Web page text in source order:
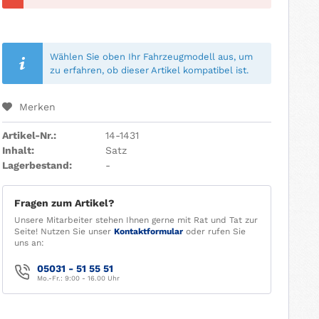
Wählen Sie oben Ihr Fahrzeugmodell aus, um
zu erfahren, ob dieser Artikel kompatibel ist.
Merken
Artikel-Nr.:
14-1431
Inhalt:
Satz
Lagerbestand:
-
Fragen zum Artikel?
Unsere Mitarbeiter stehen Ihnen gerne mit Rat und Tat zur
Seite! Nutzen Sie unser Kontaktformularoder rufen Sie
uns an:
05031 - 51 55 51
Mo.-Fr.: 9:00 - 16.00 Uhr